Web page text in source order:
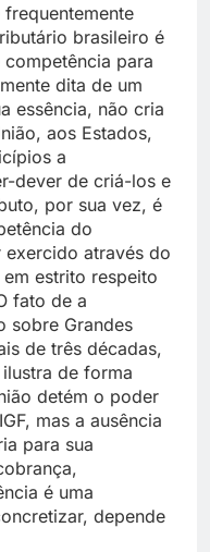
brasileiro é
para
dita de um
essência, não cria
aos Estados,
a
dever de criá-los e
por sua vez, é
do
exercido através do
estrito respeito
fato de a
sobre Grandes
de três décadas,
de forma
detém o poder
mas a ausência
para sua
é uma
depende